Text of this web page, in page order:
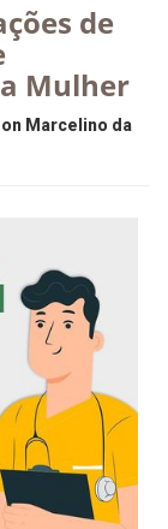
de
Mulher
Marcelino da